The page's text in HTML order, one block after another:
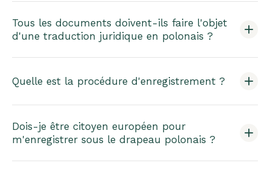
Tous les documents doivent-ils faire l'objet
d'une traduction juridique en polonais ?
Quelle est la procédure d'enregistrement ?
Dois-je être citoyen européen pour
m'enregistrer sous le drapeau polonais ?